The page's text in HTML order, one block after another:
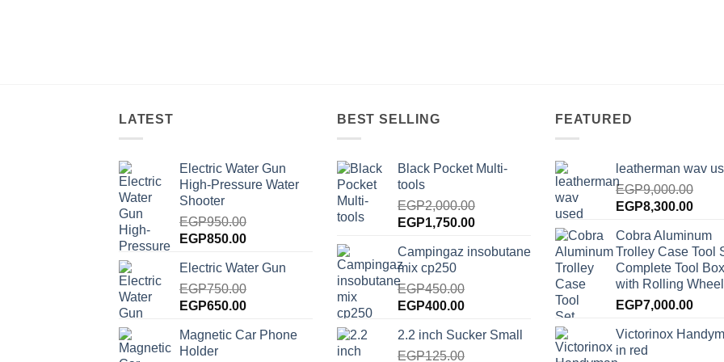
LATEST
Electric Water Gun
High-Pressure Water
Shooter
EGP950.00
Original
was:
EGP950.00.
EGP850.00Current
is:
EGP850.00.
Electric Water Gun
EGP750.00
Original
was:
EGP750.00.
EGP650.00Current
is:
Magnetic Car Phone
Holder
BEST SELLING
Black Pocket Multi-
tools
EGP2,000.00
Original
was:
EGP2,000.00.
EGP1,750.00Current
is:
Campingaz insobutane
mix cp250
EGP450.00
Original
was:
EGP450.00.
EGP400.00Current
is:
EGP400.00.
2.2 inch Sucker Small
EGP125.00
FEATURED
leatherman wav
EGP9,000.00
Original
was:
EGP9,000.00.
EGP8,300.00
is:
Cobra Aluminum
Trolley Case Tool
Complete Tool
with Rolling
EGP7,000.00
Victorinox
in red